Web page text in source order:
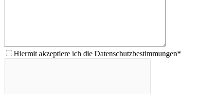
Hiermit akzeptiere ich die Datenschutzbestimmungen*